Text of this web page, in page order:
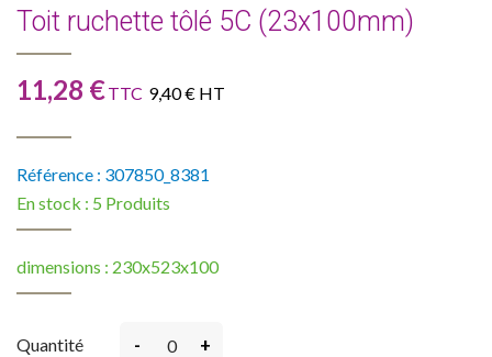
Toit ruchette tôlé 5C (23x100mm)
11,28 €TTC 9,40 € HT
Référence : 307850_8381
En stock : 5 Produits
dimensions : 230x523x100
Quantité - +